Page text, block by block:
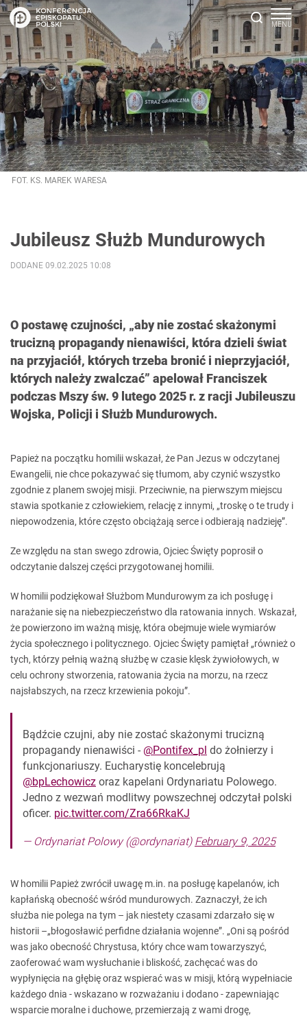
FOT. KS. MAREK WARESA
Jubileusz Służb Mundurowych
O postawę czujności, „aby nie zostać skażonymi
trucizną propagandy nienawiści, która dzieli świat
na przyjaciół, których trzeba bronić i nieprzyjaciół,
których należy zwalczać” apelował Franciszek
podczas Mszy św. 9 lutego 2025 r. z racji Jubileuszu
Wojska, Policji i Służb Mundurowych.
DODANE 09.02.2025 10:08
Papież na początku homilii wskazał, że Pan Jezus w odczytanej
Ewangelii, nie chce pokazywać się tłumom, aby czynić wszystko
zgodnie z planem swojej misji. Przeciwnie, na pierwszym miejscu
stawia spotkanie z człowiekiem, relację z innymi, „troskę o te trudy i
niepowodzenia, które często obciążają serce i odbierają nadzieję”.
Ze względu na stan swego zdrowia, Ojciec Święty poprosił o
odczytanie dalszej części przygotowanej homilii.
W homilii podziękował Służbom Mundurowym za ich posługę i
narażanie się na niebezpieczeństwo dla ratowania innych. Wskazał,
że powierzono im ważną misję, która obejmuje wiele wymiarów
życia społecznego i politycznego. Ojciec Święty pamiętał „również o
tych, którzy pełnią ważną służbę w czasie klęsk żywiołowych, w
celu ochrony stworzenia, ratowania życia na morzu, na rzecz
najsłabszych, na rzecz krzewienia pokoju”.
Bądźcie czujni, aby nie zostać skażonymi trucizną
propagandy nienawiści - @Pontifex_pl do żołnierzy i
funkcjonariuszy. Eucharystię koncelebrują
@bpLechowicz oraz kapelani Ordynariatu Polowego.
Jedno z wezwań modlitwy powszechnej odczytał polski
oficer. pic.twitter.com/Zra66RkaKJ
— Ordynariat Polowy (@ordynariat) February 9, 2025
W homilii Papież zwrócił uwagę m.in. na posługę kapelanów, ich
kapłańską obecność wśród mundurowych. Zaznaczył, że ich
służba nie polega na tym – jak niestety czasami zdarzało się w
historii –„błogosławić perfidne działania wojenne”. „Oni są pośród
was jako obecność Chrystusa, który chce wam towarzyszyć,
zaoferować wam wysłuchanie i bliskość, zachęcać was do
wypłynięcia na głębię oraz wspierać was w misji, którą wypełniacie
każdego dnia - wskazano w rozważaniu i dodano - zapewniając
wsparcie moralne i duchowe, przemierzają z wami drogę,